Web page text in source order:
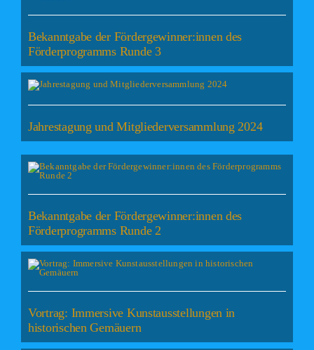
Bekanntgabe der Fördergewinner:innen des
Förderprogramms Runde 3
Jahrestagung und Mitgliederversammlung 2024
Bekanntgabe der Fördergewinner:innen des
Förderprogramms Runde 2
Vortrag: Immersive Kunstausstellungen in
historischen Gemäuern